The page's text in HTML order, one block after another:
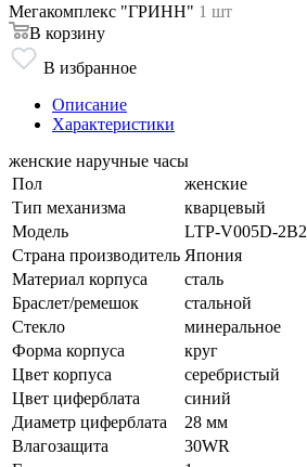
Мегакомплекс "ГРИНН" 1 шт
В корзину
В избранное
Описание
Характеристики
женские наручные часы
Пол
женские
Тип механизма
кварцевый
Модель
LTP-V005D-2B2
Страна производитель Япония
Материал корпуса
сталь
Браслет/ремешок
стальной
Стекло
минеральное
Форма корпуса
круг
Цвет корпуса
серебристый
Цвет циферблата
синий
Диаметр циферблата
28 мм
Влагозащита
30WR